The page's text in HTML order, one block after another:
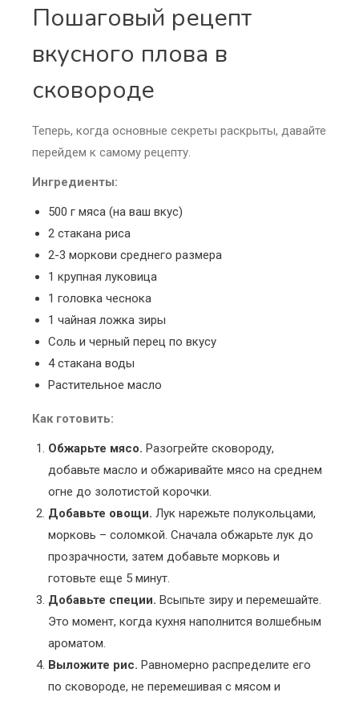
Пошаговый рецепт
вкусного плова в
сковороде
Теперь, когда основные секреты раскрыты, давайте
перейдем к самому рецепту.
Ингредиенты:
500 г мяса (на ваш вкус)
2 стакана риса
2-3 моркови среднего размера
1 крупная луковица
1 головка чеснока
1 чайная ложка зиры
Соль и черный перец по вкусу
4 стакана воды
Растительное масло
Как готовить:
Обжарьте мясо. Разогрейте сковороду,
добавьте масло и обжаривайте мясо на среднем
огне до золотистой корочки.
Добавьте овощи. Лук нарежьте полукольцами,
морковь – соломкой. Сначала обжарьте лук до
прозрачности, затем добавьте морковь и
готовьте еще 5 минут.
Добавьте специи. Всыпьте зиру и перемешайте.
Это момент, когда кухня наполнится волшебным
ароматом.
Выложите рис. Равномерно распределите его
по сковороде, не перемешивая с мясом и